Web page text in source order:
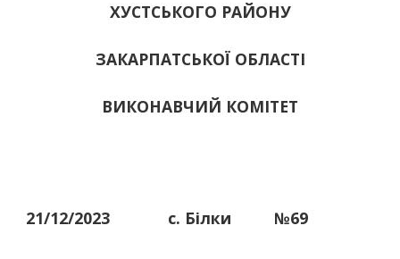
ХУСТСЬКОГО РАЙОНУ
ЗАКАРПАТСЬКОЇ ОБЛАСТІ
ВИКОНАВЧИЙ КОМІТЕТ
21/12/2023 с. Білки №69